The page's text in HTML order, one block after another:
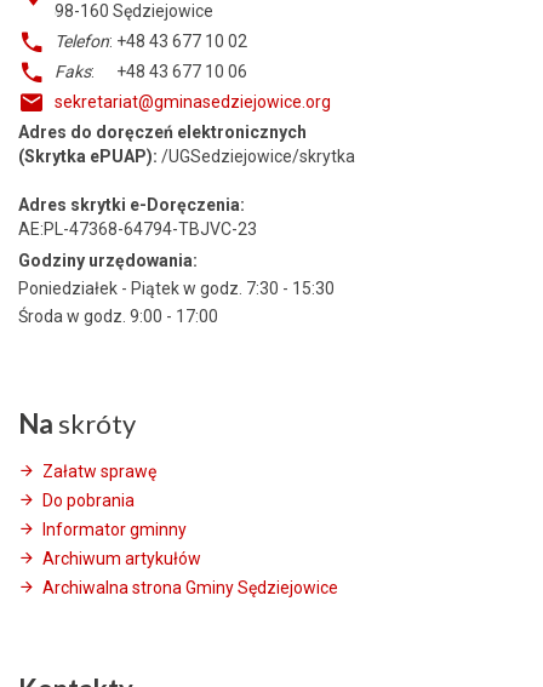
98-160 Sędziejowice
Telefon: +48 43 677 10 02
Faks: +48 43 677 10 06
sekretariat@gminasedziejowice.org
Adres do doręczeń elektronicznych
(Skrytka ePUAP): /UGSedziejowice/skrytka
Adres skrytki e-Doręczenia:
AE:PL-47368-64794-TBJVC-23
Godziny urzędowania:
Poniedziałek - Piątek w godz. 7:30 - 15:30
Środa w godz. 9:00 - 17:00
Na skróty
Załatw sprawę
Do pobrania
Informator gminny
Archiwum artykułów
Archiwalna strona Gminy Sędziejowice